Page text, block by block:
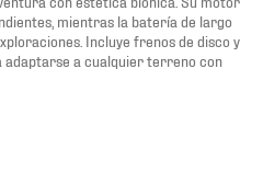
mientras la batería de largo
Incluye frenos de disco y
adaptarse a cualquier terreno con